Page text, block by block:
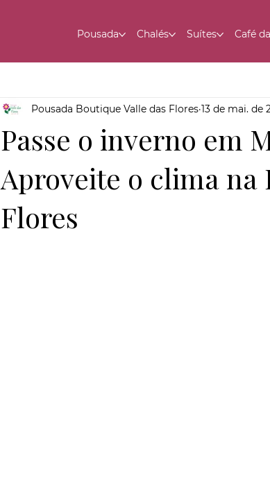
Pousada Chalés Suítes Café
Passe o inverno em
Aproveite o clima na
Flores
Pousada Boutique Valle das Flores 13 de mai. de